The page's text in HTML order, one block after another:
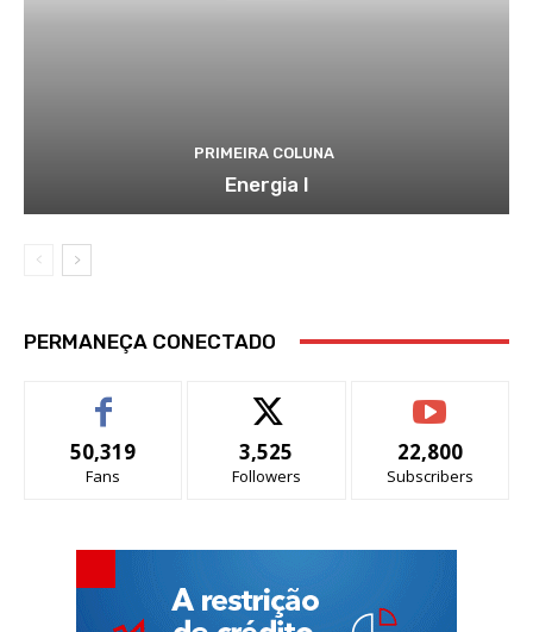
PRIMEIRA COLUNA
Energia I
PERMANEÇA CONECTADO
50,319
Fans
3,525
Followers
22,800
Subscribers